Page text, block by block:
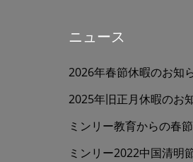
ニュース
2026年春節休暇のお知
2025年旧正月休暇のお
ミンリー教育からの春
ミンリー2022中国清明